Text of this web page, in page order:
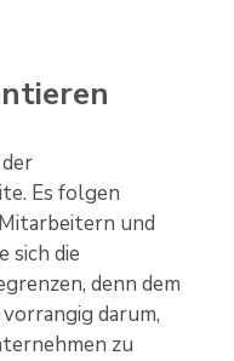
Es folgen
und
sich die
denn dem
darum,
zu